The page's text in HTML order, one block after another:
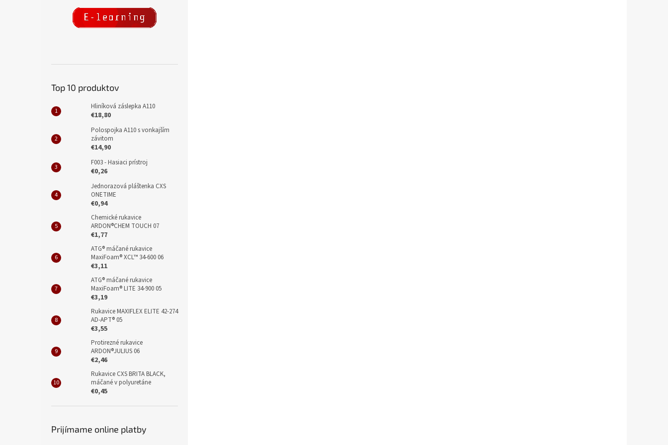
Top 10 produktov
Hliníková záslepka A110
€18,80
Polospojka A110 s vonkajším
závitom
€14,90
F003 - Hasiaci prístroj
€0,26
Jednorazová pláštenka CXS
ONETIME
€0,94
Chemické rukavice
ARDON®CHEM TOUCH 07
€1,77
ATG® máčané rukavice
MaxiFoam® XCL™ 34-600 06
€3,11
ATG® máčané rukavice
MaxiFoam® LITE 34-900 05
€3,19
Rukavice MAXIFLEX ELITE 42-274
AD-APT® 05
€3,55
Protirezné rukavice
ARDON®JULIUS 06
€2,46
Rukavice CXS BRITA BLACK,
máčané v polyuretáne
€0,45
Prijímame online platby